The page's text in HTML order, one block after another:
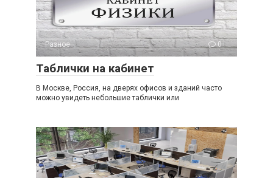
Разное 0
Таблички на кабинет
В Москве, Россия, на дверях офисов и зданий часто
можно увидеть небольшие таблички или